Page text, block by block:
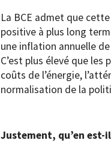
La BCE admet que
positive à plus long
une inflation annuelle
C’est plus élevé que
coûts de l’énergie,
normalisation de la
Justement, qu’en est-